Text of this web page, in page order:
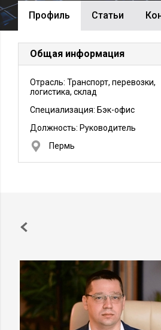
Профиль Cтатьи
Общая информация
Отрасль: Транспорт, перевозки,
логистика, склад
Специализация: Бэк-офис
Должность: Руководитель
Пермь